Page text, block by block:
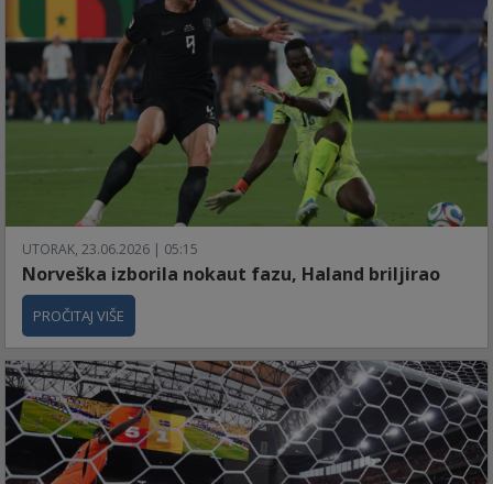
UTORAK, 23.06.2026 | 05:15
Norveška izborila nokaut fazu, Haland briljirao
PROČITAJ VIŠE